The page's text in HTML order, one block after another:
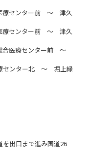
センター前 ～ 津久
センター前 ～ 津久
医療センター前 ～
センター北 ～ 堀上緑
を出口まで進み国道26